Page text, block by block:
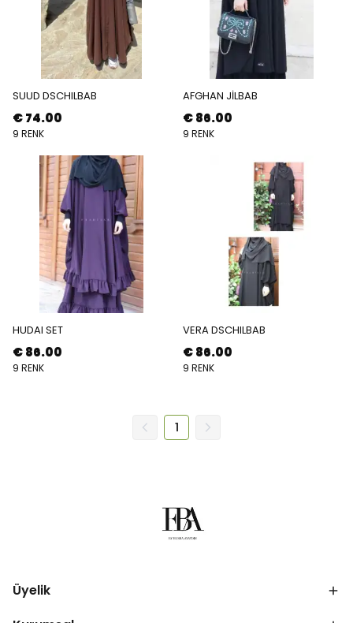
SUUD DSCHILBAB
€ 74.00
9 RENK
AFGHAN JİLBAB
€ 86.00
9 RENK
HUDAI SET
€ 86.00
9 RENK
VERA DSCHILBAB
€ 86.00
9 RENK
1
Üyelik